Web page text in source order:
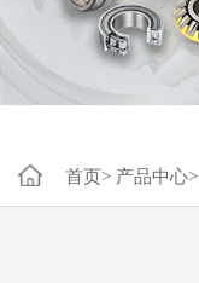
首页> 产品中心>